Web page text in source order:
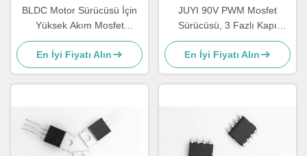
BLDC Motor Sürücüsü İçin
Yüksek Akım Mosfet
Sürücüsü, 30A H Köprü
Devresi
En İyi Fiyatı Alın
JUYI 90V PWM Mosfet
Sürücüsü, 3 Fazlı Kapı
Sürücüsü Üç Bağımsız
Yüksek ve Düşük Yanla
En İyi Fiyatı Alın